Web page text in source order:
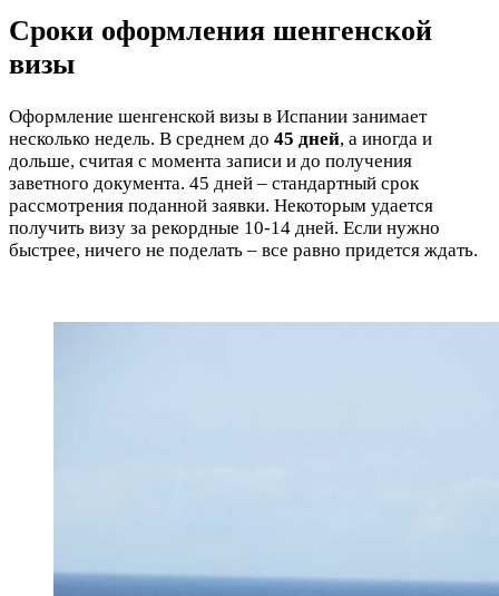
Сроки оформления шенгенской
визы
Оформление шенгенской визы в Испании занимает
несколько недель. В среднем до 45 дней, а иногда и
дольше, считая с момента записи и до получения
заветного документа. 45 дней – стандартный срок
рассмотрения поданной заявки. Некоторым удается
получить визу за рекордные 10-14 дней. Если нужно
быстрее, ничего не поделать – все равно придется ждать.